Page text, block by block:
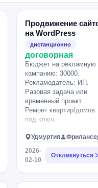
Продвижение
на WordPress
дистанционно
договорная
Бюджет на рекламную
кампанию: 30000.
Рекламодатель: ИП.
Разовая задача или
временный проект.
Ремонт квартир/домов
под ключ.
Удмуртия
2026-
02-10
Откликнуться